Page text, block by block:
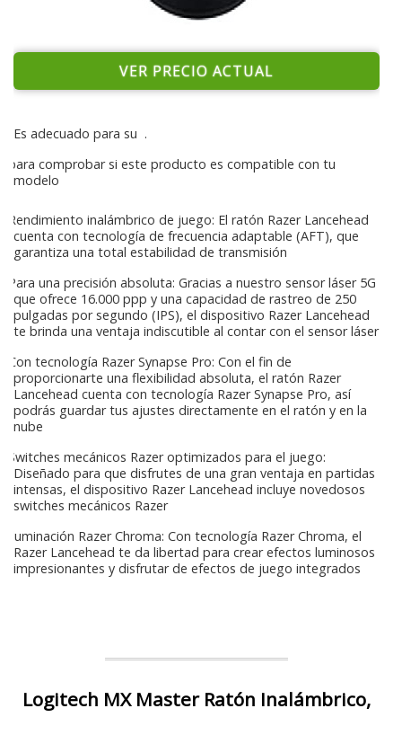
VER PRECIO ACTUAL
Es adecuado para su .
para comprobar si este producto es compatible con tu
modelo
Rendimiento inalámbrico de juego: El ratón Razer Lancehead
cuenta con tecnología de frecuencia adaptable (AFT), que
garantiza una total estabilidad de transmisión
Para una precisión absoluta: Gracias a nuestro sensor láser 5G
que ofrece 16.000 ppp y una capacidad de rastreo de 250
pulgadas por segundo (IPS), el dispositivo Razer Lancehead
te brinda una ventaja indiscutible al contar con el sensor láser
Con tecnología Razer Synapse Pro: Con el fin de
proporcionarte una flexibilidad absoluta, el ratón Razer
Lancehead cuenta con tecnología Razer Synapse Pro, así
podrás guardar tus ajustes directamente en el ratón y en la
nube
Switches mecánicos Razer optimizados para el juego:
Diseñado para que disfrutes de una gran ventaja en partidas
intensas, el dispositivo Razer Lancehead incluye novedosos
switches mecánicos Razer
Iluminación Razer Chroma: Con tecnología Razer Chroma, el
Razer Lancehead te da libertad para crear efectos luminosos
impresionantes y disfrutar de efectos de juego integrados
Logitech MX Master Ratón Inalámbrico,